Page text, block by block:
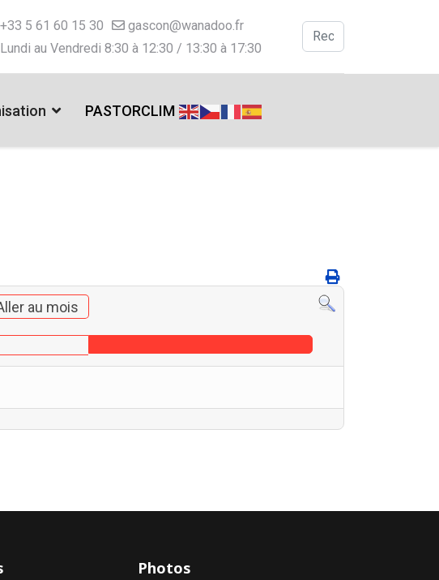
+33 5 61 60 15 30
gascon@wanadoo.fr
Lundi au Vendredi 8:30 à 12:30 / 13:30 à 17:30
Valider
PASTORCLIM
au mois
Photos